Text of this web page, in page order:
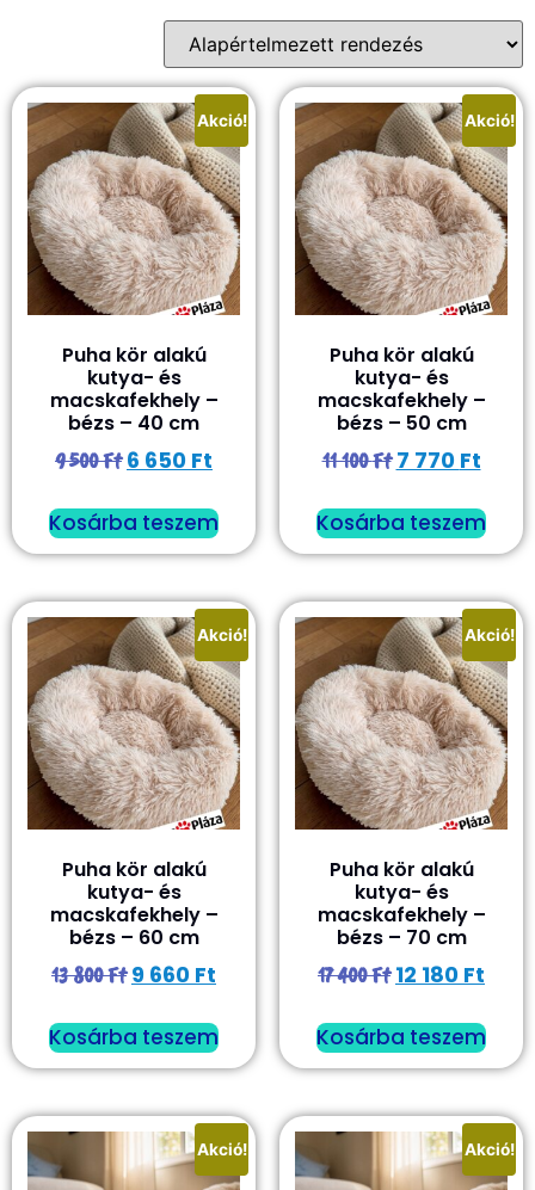
Akció!
Puha kör alakú
kutya- és
macskafekhely –
bézs – 40 cm
9 500Ft 6 650 Ft
Kosárba teszem
Akció!
Puha kör alakú
kutya- és
macskafekhely –
bézs – 50 cm
11 100Ft 7 770 Ft
Kosárba teszem
Akció!
Puha kör alakú
kutya- és
macskafekhely –
bézs – 60 cm
13 800Ft 9 660 Ft
Kosárba teszem
Akció!
Puha kör alakú
kutya- és
macskafekhely –
bézs – 70 cm
17 400Ft 12 180 Ft
Kosárba teszem
Akció! Akció!